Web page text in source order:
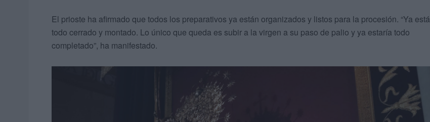
El prioste ha afirmado que todos los preparativos ya están organizados y listos para la procesión. “Ya está
todo cerrado y montado. Lo único que queda es subir a la virgen a su paso de palio y ya estaría todo
completado”, ha manifestado.